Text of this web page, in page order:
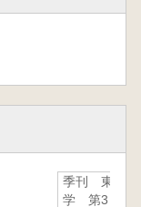
古代文化
・討論会 発
と歴史的意季刊 東北
学 第3